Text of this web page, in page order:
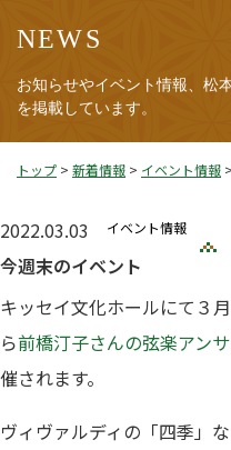
NEWS
お知らせやイベント情報、松
を掲載しています。
トップ > 新着情報 > イベント情報 >
2022.03.03 イベント情報
今週末のイベント
キッセイ文化ホールにて３
ら前橋汀子さんの弦楽アン
催されます。
ヴィヴァルディの「四季」